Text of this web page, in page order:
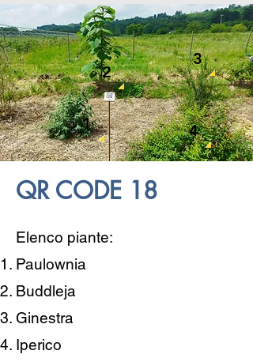
3
2
1 4
QR CODE 18
Elenco piante:
Paulownia
Buddleja
Ginestra
Iperico